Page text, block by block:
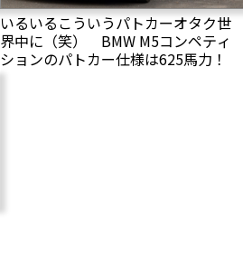
いるいるこういうパトカーオタク世
界中に（笑） BMW M5コンペティ
ションのパトカー仕様は625馬力！